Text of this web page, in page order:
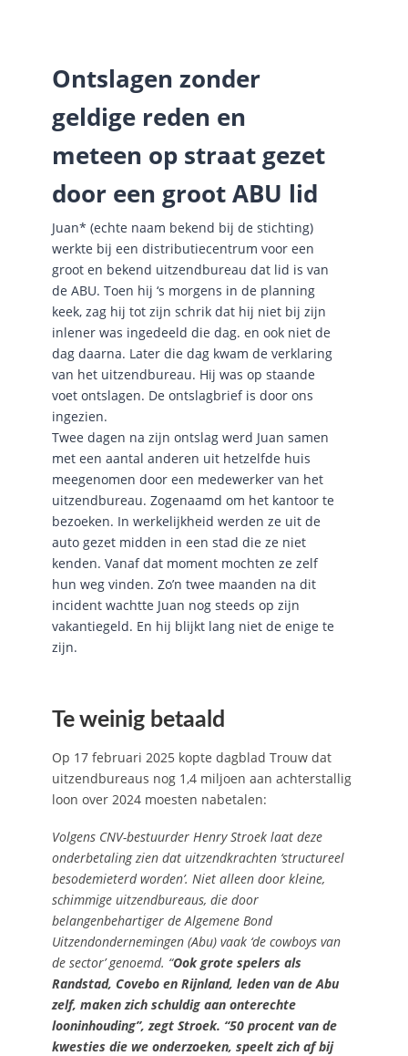
Ontslagen zonder
geldige reden en
meteen op straat gezet
door een groot ABU lid
Juan* (echte naam bekend bij de stichting)
werkte bij een distributiecentrum voor een
groot en bekend uitzendbureau dat lid is van
de ABU. Toen hij ‘s morgens in de planning
keek, zag hij tot zijn schrik dat hij niet bij zijn
inlener was ingedeeld die dag. en ook niet de
dag daarna. Later die dag kwam de verklaring
van het uitzendbureau. Hij was op staande
voet ontslagen. De ontslagbrief is door ons
ingezien.
Twee dagen na zijn ontslag werd Juan samen
met een aantal anderen uit hetzelfde huis
meegenomen door een medewerker van het
uitzendbureau. Zogenaamd om het kantoor te
bezoeken. In werkelijkheid werden ze uit de
auto gezet midden in een stad die ze niet
kenden. Vanaf dat moment mochten ze zelf
hun weg vinden. Zo’n twee maanden na dit
incident wachtte Juan nog steeds op zijn
vakantiegeld. En hij blijkt lang niet de enige te
zijn.
Te weinig betaald
Op 17 februari 2025 kopte dagblad Trouw dat
uitzendbureaus nog 1,4 miljoen aan achterstallig
loon over 2024 moesten nabetalen:
Volgens CNV-bestuurder Henry Stroek laat deze
onderbetaling zien dat uitzendkrachten ‘structureel
besodemieterd worden’. Niet alleen door kleine,
schimmige uitzendbureaus, die door
belangenbehartiger de Algemene Bond
Uitzendondernemingen (Abu) vaak ‘de cowboys van
de sector’ genoemd. “Ook grote spelers als
Randstad, Covebo en Rijnland, leden van de Abu
zelf, maken zich schuldig aan onterechte
looninhouding”, zegt Stroek. “50 procent van de
kwesties die we onderzoeken, speelt zich af bij